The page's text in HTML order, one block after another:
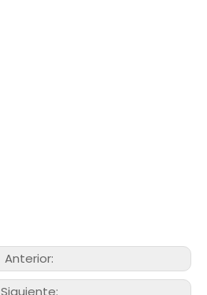
Anterior:
Siguiente: